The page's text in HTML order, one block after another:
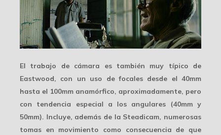
El trabajo de cámara es también muy típico de
Eastwood, con un uso de focales desde el 40mm
hasta el 100mm anamórfico, aproximadamente, pero
con tendencia especial a los angulares (40mm y
50mm). Incluye, además de la Steadicam, numerosas
tomas en movimiento como consecuencia de que